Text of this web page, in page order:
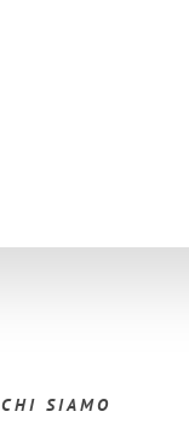
CHI SIAMO